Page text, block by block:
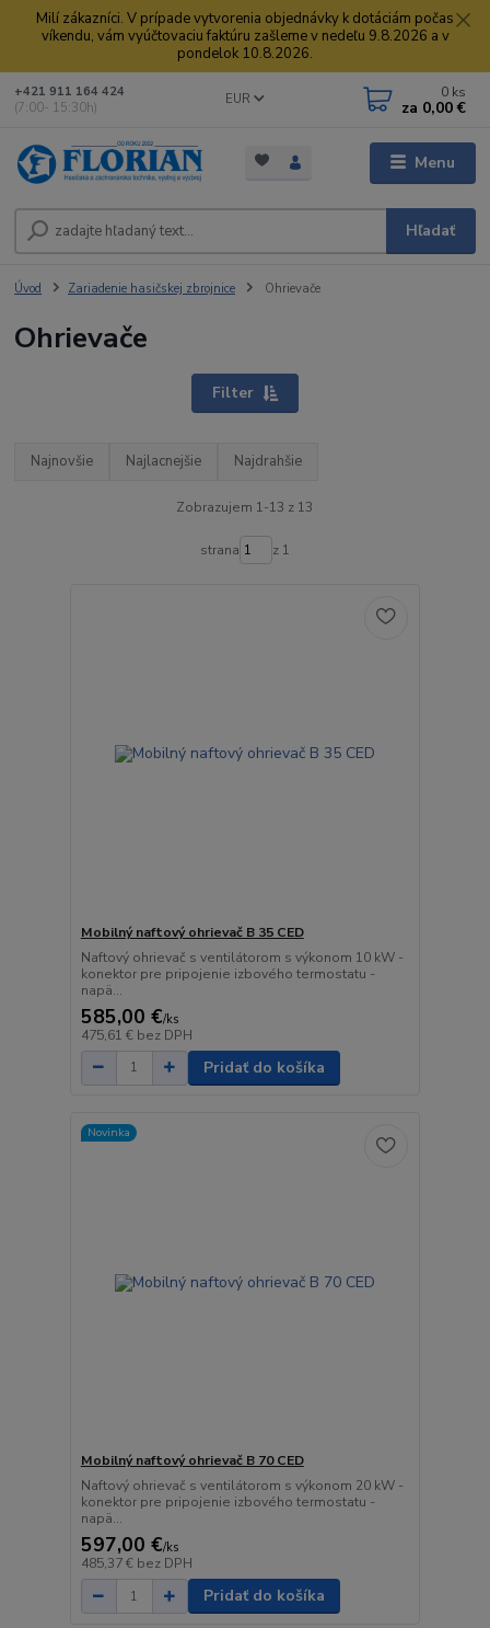
Milí zákazníci. V prípade vytvorenia objednávky k dotáciám počas
víkendu, vám vyúčtovaciu faktúru zašleme v nedeľu 9.8.2026 a v
pondelok 10.8.2026.
Menu
EUR
Hľadať
+421 911 164 424
(7:00- 15:30h)
0 ks
za 0,00 €
Úvod Zariadenie hasičskej zbrojnice Ohrievače
Ohrievače
Filter
Najnovšie Najlacnejšie Najdrahšie
Zobrazujem 1-13 z 13
strana z 1
Mobilný naftový ohrievač B 35 CED
Naftový ohrievač s ventilátorom s výkonom 10 kW -
konektor pre pripojenie izbového termostatu -
napä...
585,00 €/ks
475,61 € bez DPH
Pridať do košíka
Novinka
Mobilný naftový ohrievač B 70 CED
Naftový ohrievač s ventilátorom s výkonom 20 kW -
konektor pre pripojenie izbového termostatu -
napä...
597,00 €/ks
485,37 € bez DPH
Pridať do košíka